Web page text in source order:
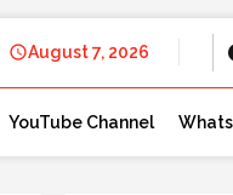
August 7, 2026
YouTube Channel